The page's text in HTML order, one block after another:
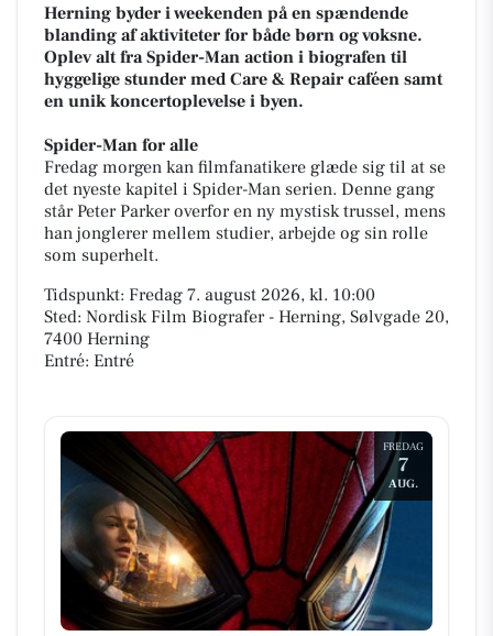
Herning byder i weekenden på en spændende
blanding af aktiviteter for både børn og voksne.
Oplev alt fra Spider-Man action i biografen til
hyggelige stunder med Care & Repair caféen samt
en unik koncertoplevelse i byen.
Spider-Man for alle
Fredag morgen kan filmfanatikere glæde sig til at se
det nyeste kapitel i Spider-Man serien. Denne gang
står Peter Parker overfor en ny mystisk trussel, mens
han jonglerer mellem studier, arbejde og sin rolle
som superhelt.
Tidspunkt: Fredag 7. august 2026, kl. 10:00
Sted: Nordisk Film Biografer - Herning, Sølvgade 20,
7400 Herning
Entré: Entré
FREDAG
7
AUG.